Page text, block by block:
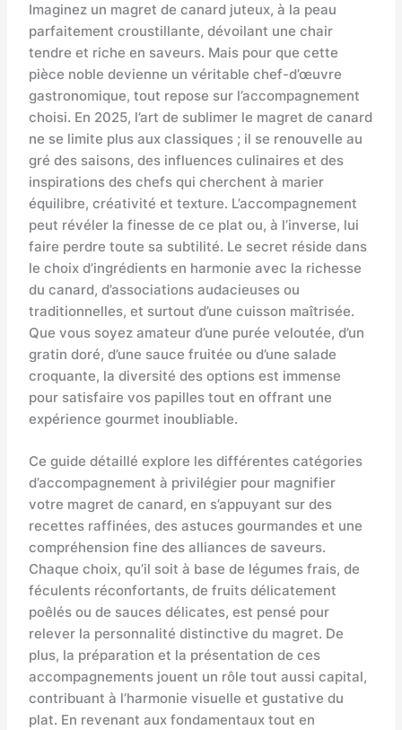
Imaginez un magret de canard juteux, à la peau
parfaitement croustillante, dévoilant une chair
tendre et riche en saveurs. Mais pour que cette
pièce noble devienne un véritable chef-d’œuvre
gastronomique, tout repose sur l’accompagnement
choisi. En 2025, l’art de sublimer le magret de canard
ne se limite plus aux classiques ; il se renouvelle au
gré des saisons, des influences culinaires et des
inspirations des chefs qui cherchent à marier
équilibre, créativité et texture. L’accompagnement
peut révéler la finesse de ce plat ou, à l’inverse, lui
faire perdre toute sa subtilité. Le secret réside dans
le choix d’ingrédients en harmonie avec la richesse
du canard, d’associations audacieuses ou
traditionnelles, et surtout d’une cuisson maîtrisée.
Que vous soyez amateur d’une purée veloutée, d’un
gratin doré, d’une sauce fruitée ou d’une salade
croquante, la diversité des options est immense
pour satisfaire vos papilles tout en offrant une
expérience gourmet inoubliable.
Ce guide détaillé explore les différentes catégories
d’accompagnement à privilégier pour magnifier
votre magret de canard, en s’appuyant sur des
recettes raffinées, des astuces gourmandes et une
compréhension fine des alliances de saveurs.
Chaque choix, qu’il soit à base de légumes frais, de
féculents réconfortants, de fruits délicatement
poêlés ou de sauces délicates, est pensé pour
relever la personnalité distinctive du magret. De
plus, la préparation et la présentation de ces
accompagnements jouent un rôle tout aussi capital,
contribuant à l’harmonie visuelle et gustative du
plat. En revenant aux fondamentaux tout en